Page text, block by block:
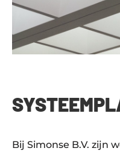
Bij Simonse B.V. zijn